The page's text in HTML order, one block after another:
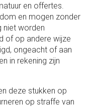
en offertes.
en mogen zonder
niet worden
of op andere wijze
ongeacht of aan
in rekening zijn
deze stukken op
op straffe van